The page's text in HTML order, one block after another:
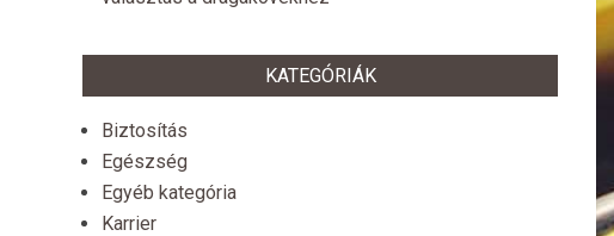
KATEGÓRIÁK
Biztosítás
Egészség
Egyéb kategória
Karrier